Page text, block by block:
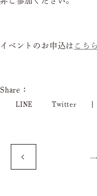
イベントのお申込は こちら
Share：
LINE Twitter